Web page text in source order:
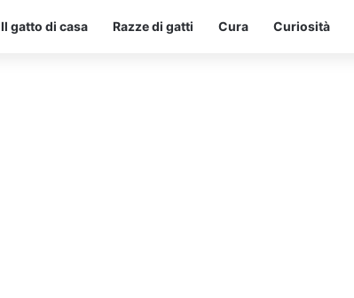
Il gatto di casa Razze di gatti Cura Curiosità